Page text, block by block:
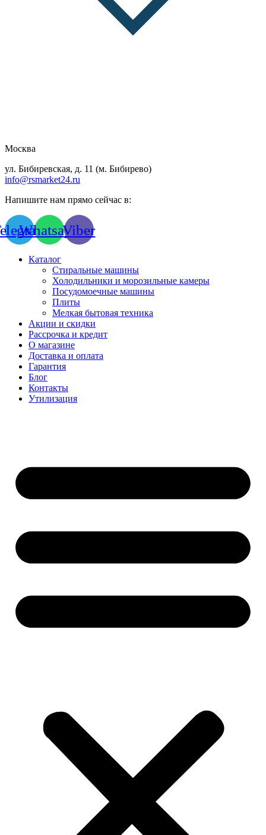
Москва
ул. Бибиревская, д. 11 (м. Бибирево)
info@rsmarket24.ru
Напишите нам прямо сейчас в:
WhatsappViber
Каталог
Стиральные машины
Холодильники и морозильные камеры
Посудомоечные машины
Плиты
Мелкая бытовая техника
Акции и скидки
Рассрочка и кредит
О магазине
Доставка и оплата
Гарантия
Блог
Контакты
Утилизация